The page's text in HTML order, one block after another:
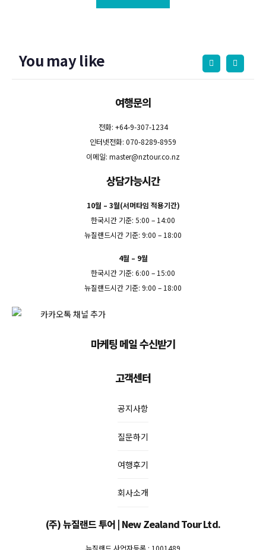
You may like
여행문의
전화: +64-9-307-1234
인터넷전화: 070-8289-8959
이메일: master@nztour.co.nz
상담가능시간
10월 – 3월(서머타임 적용기간)
한국시간 기준: 5:00 – 14:00
뉴질랜드시간 기준: 9:00 – 18:00
4월 – 9월
한국시간 기준: 6:00 – 15:00
뉴질랜드시간 기준: 9:00 – 18:00
마케팅 메일 수신받기
고객센터
공지사항
질문하기
여행후기
회사소개
(주) 뉴질랜드 투어 | New Zealand Tour Ltd.
뉴질랜드 사업자등록 : 1001489